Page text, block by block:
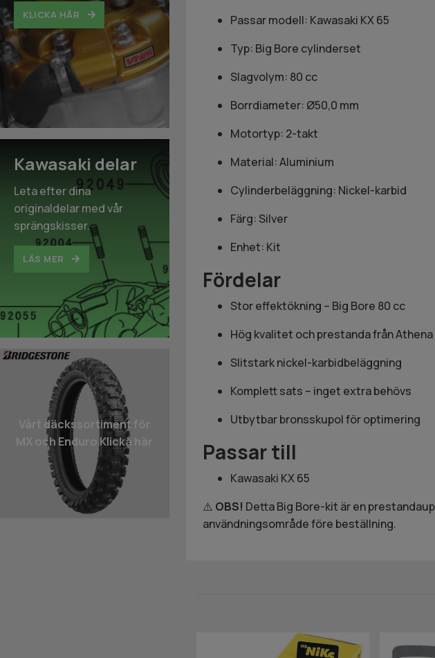
KLICKA HÄR
Kawasaki delar
Leta efter dina
originaldelar med vår
sprängskisser.
LÄS MER
Vårt däcks­sortiment för
MX och Enduro Klicka här
Passar modell: Kawasaki KX 65
Typ: Big Bore cylinderset
Slagvolym: 80 cc
Borrdiameter: Ø50,0 mm
Motortyp: 2-takt
Material: Aluminium
Cylinderbeläggning: Nickel-karbid
Färg: Silver
Enhet: Kit
Fördelar
Stor effektökning – Big Bore 80 cc
Hög kvalitet och prestanda från Athena
Slitstark nickel-karbidbeläggning
Komplett sats – inget extra behövs
Utbytbar bronsskupol för optimering
Passar till
Kawasaki KX 65
⚠️ OBS! Detta Big Bore-kit är en
användningsområde före beställning.